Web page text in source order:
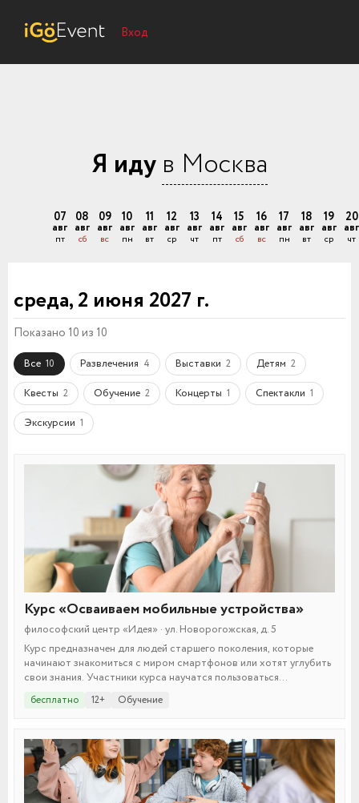
Вход
Я иду в Москва
07
авг
пт
08
авг
сб
09
авг
вс
10
авг
пн
11
авг
вт
12
авг
ср
13
авг
чт
14
авг
пт
15
авг
сб
16
авг
вс
17
авг
пн
18
авг
вт
19
авг
ср
20
авг
чт
среда, 2 июня 2027 г.
Показано 10 из 10
Все 10 Развлечения 4 Выставки 2 Детям 2
Квесты 2 Обучение 2 Концерты 1 Спектакли 1
Экскурсии 1
Курс «Осваиваем мобильные устройства»
философский центр «Идея» · ул. Новорогожская, д. 5
Курс предназначен для людей старшего поколения, которые
начинают знакомиться с миром смартфонов или хотят углубить
свои знания. Участники курса научатся пользоваться
приложениями и познакомятся с полезными сервисами.
бесплатно 12+ Обучение